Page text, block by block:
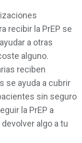
recibir la PrEP se
a otras
alguno.
reciben
se ayuda a cubrir
sin seguro
la PrEP a
algo a tu